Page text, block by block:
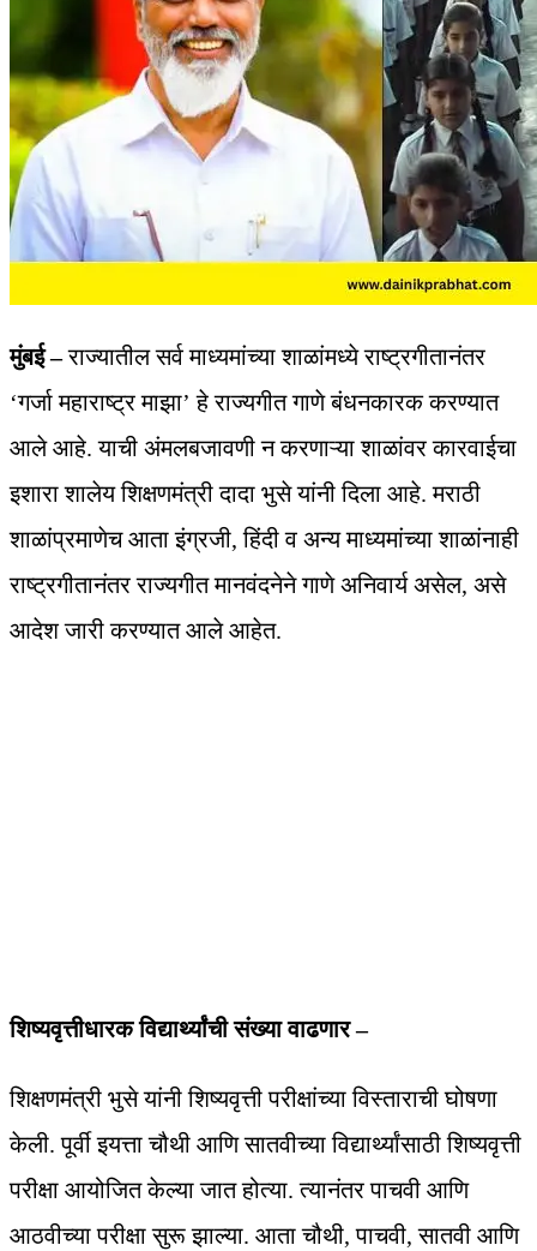
मुंबई –राज्यातील सर्व माध्यमांच्या शाळांमध्ये राष्ट्रगीतानंतर
‘गर्जा महाराष्ट्र माझा’ हे राज्यगीत गाणे बंधनकारक करण्यात
आले आहे. याची अंमलबजावणी न करणाऱ्या शाळांवर कारवाईचा
इशारा शालेय शिक्षणमंत्री दादा भुसे यांनी दिला आहे. मराठी
शाळांप्रमाणेच आता इंग्रजी, हिंदी व अन्य माध्यमांच्या शाळांनाही
राष्ट्रगीतानंतर राज्यगीत मानवंदनेने गाणे अनिवार्य असेल, असे
आदेश जारी करण्यात आले आहेत.
शिष्यवृत्तीधारक विद्यार्थ्यांची संख्या वाढणार –
शिक्षणमंत्री भुसे यांनी शिष्यवृत्ती परीक्षांच्या विस्ताराची घोषणा
केली. पूर्वी इयत्ता चौथी आणि सातवीच्या विद्यार्थ्यांसाठी शिष्यवृत्ती
परीक्षा आयोजित केल्या जात होत्या. त्यानंतर पाचवी आणि
आठवीच्या परीक्षा सुरू झाल्या. आता चौथी, पाचवी, सातवी आणि